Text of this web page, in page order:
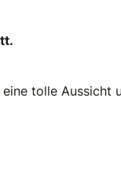
tolle Aussicht